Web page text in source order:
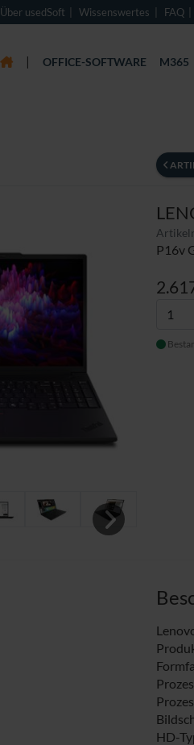
Über usedSoft Wissenswertes FAQ
| OFFICE-SOFTWARE M365
P16v
HD-